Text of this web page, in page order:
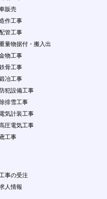
ある行為をす
げるおそれが
、サーバに負
クセス、ウィ
ログラムをサ
に送信する行
プライバシー
またはそのお
、企業に対し
供し、求人に
権、氏名権、
る、またはそ
判断する行為
販売
作工事
管工事
量物据付・搬入出
物工事
骨工事
冶工事
防犯設備工事
除排雪工事
電気計装工事
圧電気工事
工事
事の受注
人情報